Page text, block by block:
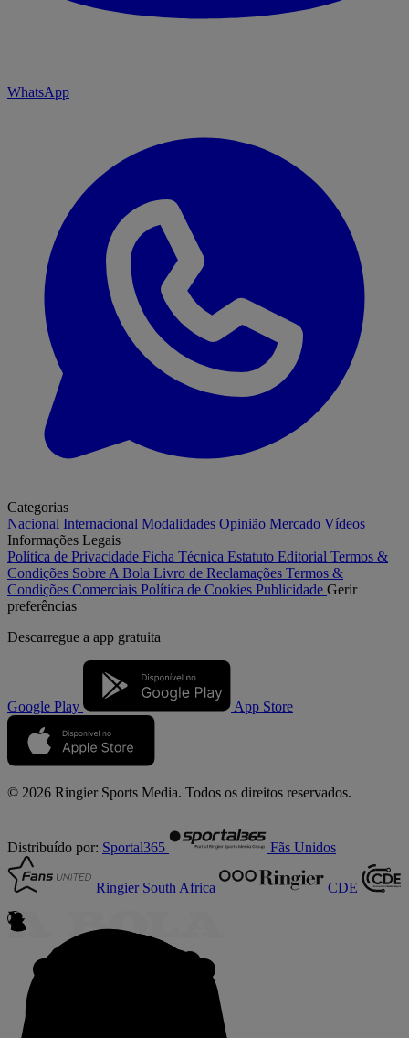
WhatsApp
Categorias
Nacional Internacional Modalidades Opinião Mercado Vídeos
Informações Legais
Política de Privacidade Ficha Técnica Estatuto Editorial Termos &
Condições Sobre A Bola Livro de Reclamações Termos &
Condições Comerciais Política de Cookies Publicidade Gerir
preferências
Descarregue a app gratuita
Google Play App Store
© 2026 Ringier Sports Media. Todos os direitos reservados.
Distribuído por: Sportal365 Fãs Unidos
Ringier South Africa CDE